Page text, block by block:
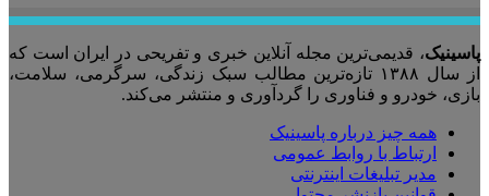
پاسینیک، قدیمی‌ترین مجله آنلاین خبری و تفریحی در ایران است که
از سال ۱۳۸۸ تازه‌ترین مطالب سبک زندگی، سرگرمی، سلامت،
بازی، خودرو و فناوری را گردآوری و منتشر می‌کند.
همه چیز درباره پاسینیک
ارتباط با روابط عمومی
مدیر تبلیغات اینترنتی